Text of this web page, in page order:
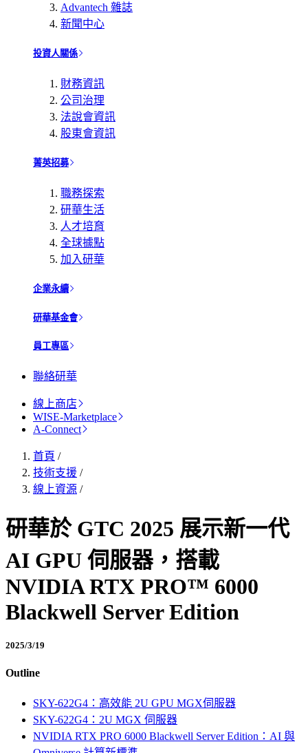
Advantech 雜誌
新聞中心
投資人關係
財務資訊
公司治理
法說會資訊
股東會資訊
菁英招募
職務探索
研華生活
人才培育
全球據點
加入研華
企業永續
研華基金會
員工專區
聯絡研華
線上商店
WISE-Marketplace
A-Connect
首頁 /
技術支援 /
線上資源 /
研華於 GTC 2025 展示新一代
AI GPU 伺服器，搭載
NVIDIA RTX PRO™ 6000
Blackwell Server Edition
2025/3/19
Outline
SKY-622G4：高效能 2U GPU MGX伺服器
SKY-622G4：2U MGX 伺服器
NVIDIA RTX PRO 6000 Blackwell Server Edition：AI 與